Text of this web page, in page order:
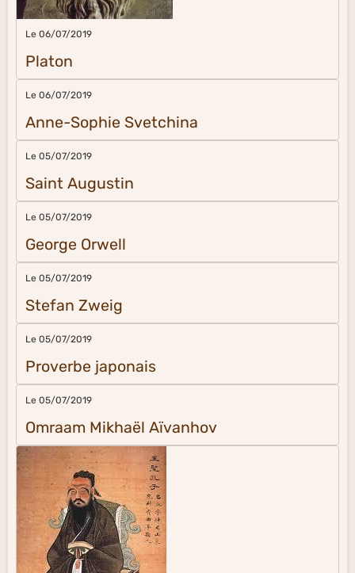
Le 06/07/2019
Platon
Le 06/07/2019
Anne-Sophie Svetchina
Le 05/07/2019
Saint Augustin
Le 05/07/2019
George Orwell
Le 05/07/2019
Stefan Zweig
Le 05/07/2019
Proverbe japonais
Le 05/07/2019
Omraam Mikhaël Aïvanhov